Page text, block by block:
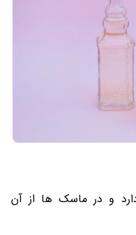
و در ماسک ها از آن